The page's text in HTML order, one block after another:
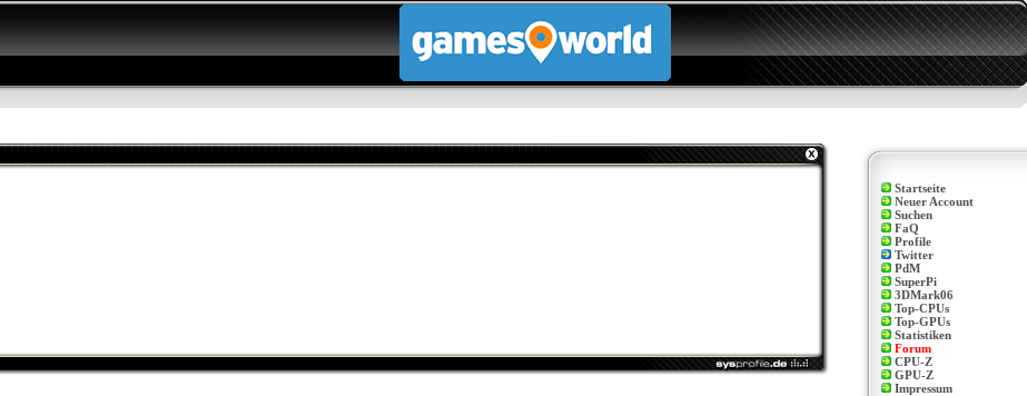
Startseite
Neuer Account
Suchen
FaQ
Profile
Twitter
PdM
SuperPi
3DMark06
Top-CPUs
Top-GPUs
Statistiken
Forum
CPU-Z
GPU-Z
Impressum